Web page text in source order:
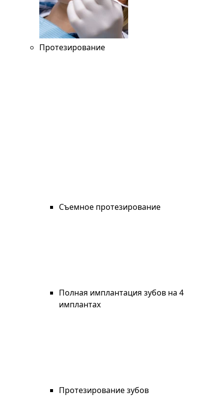
Протезирование
Съемное протезирование
Полная имплантация зубов на 4
имплантах
Протезирование зубов